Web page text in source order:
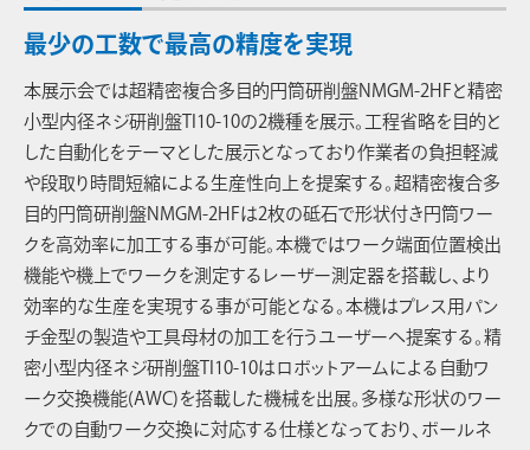
最少の工数で最高の精度を実現
本展示会では超精密複合多目的円筒研削盤NMGM-2HFと精密
小型内径ネジ研削盤TI10-10の2機種を展示。工程省略を目的と
した自動化をテーマとした展示となっており作業者の負担軽減
や段取り時間短縮による生産性向上を提案する。超精密複合多
目的円筒研削盤NMGM-2HFは2枚の砥石で形状付き円筒ワー
クを高効率に加工する事が可能。本機ではワーク端面位置検出
機能や機上でワークを測定するレーザー測定器を搭載し、より
効率的な生産を実現する事が可能となる。本機はプレス用パン
チ金型の製造や工具母材の加工を行うユーザーへ提案する。精
密小型内径ネジ研削盤TI10-10はロボットアームによる自動ワ
ーク交換機能(AWC)を搭載した機械を出展。多様な形状のワー
クでの自動ワーク交換に対応する仕様となっており、ボールネ